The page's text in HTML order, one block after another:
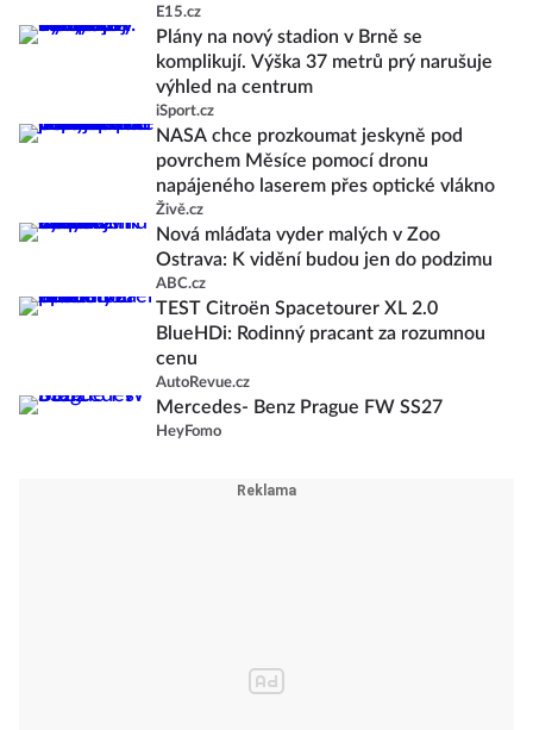
E15.cz
Plány na nový stadion v Brně se
komplikují. Výška 37 metrů prý narušuje
výhled na centrum
iSport.cz
NASA chce prozkoumat jeskyně pod
povrchem Měsíce pomocí dronu
napájeného laserem přes optické vlákno
Živě.cz
Nová mláďata vyder malých v Zoo
Ostrava: K vidění budou jen do podzimu
ABC.cz
TEST Citroën Spacetourer XL 2.0
BlueHDi: Rodinný pracant za rozumnou
cenu
AutoRevue.cz
Mercedes- Benz Prague FW SS27
HeyFomo